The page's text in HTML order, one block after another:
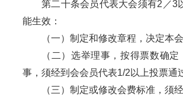
第二十条会员代表大会须有2／3
能生效：
（一）制定和修改章程，决定本
（二）选举理事，按得票数确
事，须经到会会员代表1/2以上投票通
（三）制定或修改会费标准，须